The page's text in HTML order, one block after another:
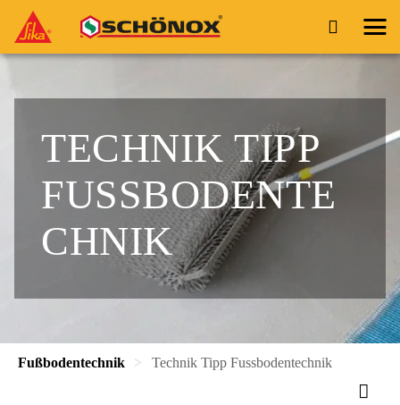
TECHNIK TIPP
FUSSBODENTE
CHNIK
Fußbodentechnik Technik Tipp Fussbodentechnik